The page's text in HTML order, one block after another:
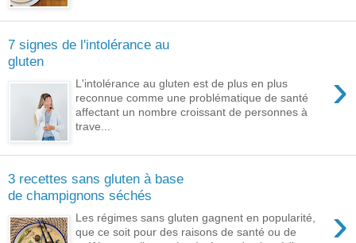
7 signes de l'intolérance au
gluten​
›
L'intolérance au gluten est de plus en plus
reconnue comme une problématique de santé
affectant un nombre croissant de personnes à
trave...
3 recettes sans gluten à base
de champignons séchés
›
Les régimes sans gluten gagnent en popularité,
que ce soit pour des raisons de santé ou de